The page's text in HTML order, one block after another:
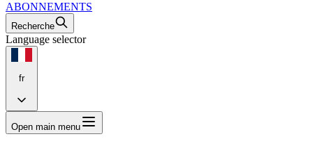
ABONNEMENTS
Recherche
Language selector
fr
Open main menu